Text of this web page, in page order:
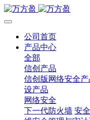
公司首页
产品中心
全部
信创产品
信创版网络安全产
设产品
网络安全
下一代防火墙 安